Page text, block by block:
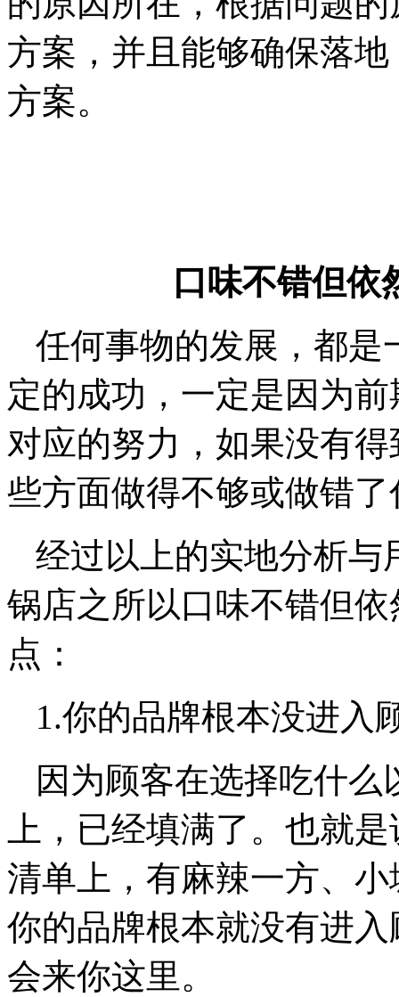
方案，并且能够确保落
方案。
口味不错但依
任何事物的发展，都是
定的成功，一定是因为
对应的努力，如果没有
些方面做得不够或做错了
经过以上的实地分析与
锅店之所以口味不错但
点：
1.你的品牌根本没进入
因为顾客在选择吃什
上，已经填满了。也就
清单上，有麻辣一方、
你的品牌根本就没有进
会来你这里。